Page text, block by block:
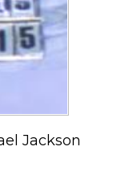
Jackson